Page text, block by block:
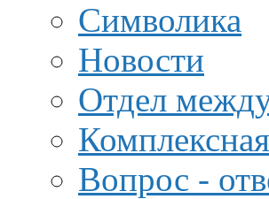
Символика
Новости
Отдел
Вопрос -